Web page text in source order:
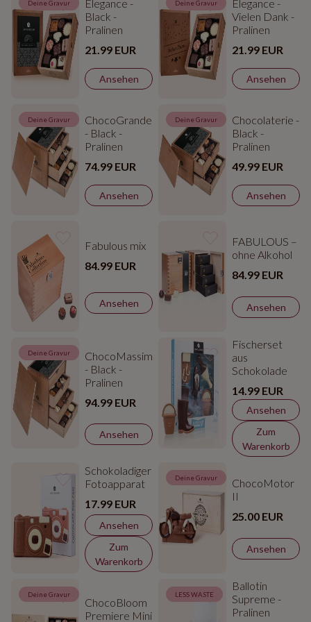
Deine Gravur
Elegance -
Black -
Pralinen
21.99 EUR
Ansehen
Deine Gravur
Elegance -
Vielen Dank -
Pralinen
21.99 EUR
Ansehen
Deine Gravur
ChocoGrande
- Black -
Pralinen
74.99 EUR
Ansehen
Deine Gravur
Chocolaterie -
Black -
Pralinen
49.99 EUR
Ansehen
Fabulous mix
84.99 EUR
Ansehen
FABULOUS –
ohne Alkohol
84.99 EUR
Ansehen
Deine Gravur
ChocoMassimo
- Black -
Pralinen
94.99 EUR
Ansehen
Fischerset
aus
Schokolade
14.99 EUR
Ansehen
Zum
Warenkorb
Schokoladiger
Fotoapparat
17.99 EUR
Ansehen
Zum
Warenkorb
Deine Gravur
ChocoMotor
II
25.00 EUR
Ansehen
Deine Gravur
ChocoBloom
Premiere Mini
LESS WASTE
Ballotin
Supreme -
Pralinen